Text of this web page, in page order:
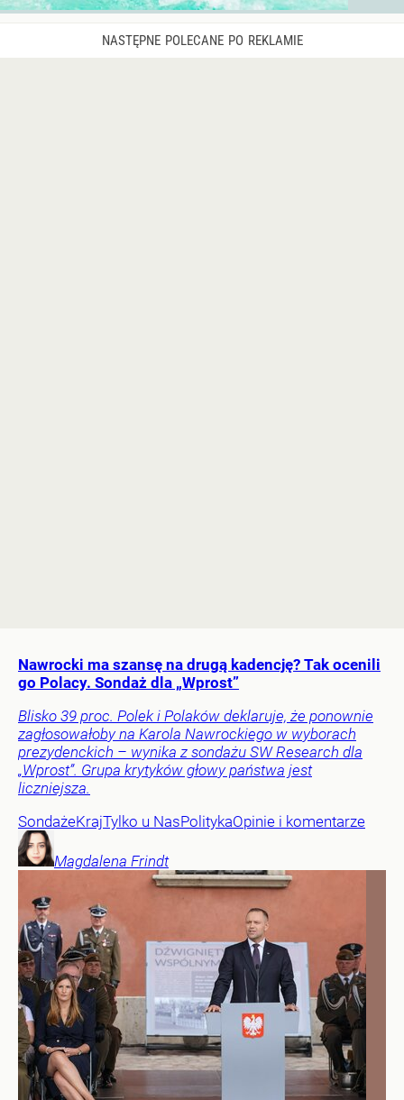
Nawrocki ma szansę na drugą kadencję? Tak ocenili
go Polacy. Sondaż dla „Wprost”
Blisko 39 proc. Polek i Polaków deklaruje, że ponownie
zagłosowałoby na Karola Nawrockiego w wyborach
prezydenckich – wynika z sondażu SW Research dla
„Wprost”. Grupa krytyków głowy państwa jest
liczniejsza.
SondażeKrajTylko u NasPolitykaOpinie i komentarze
Magdalena Frindt